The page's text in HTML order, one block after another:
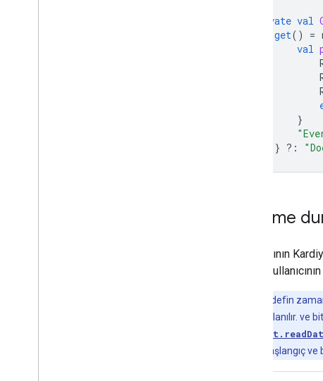
private val
get() =
val
}
} ?:
İlerleme
Kullanıcının
örnek,
Bir hedefin
geçerli saat kullanılır.
yinelemenin başlangıç ve